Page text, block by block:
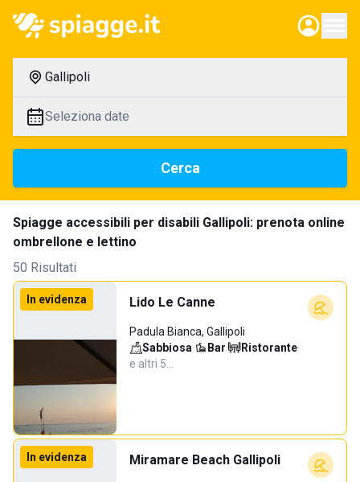
Gallipoli
Seleziona date
Cerca
Spiagge accessibili per disabili Gallipoli: prenota online
ombrellone e lettino
50 Risultati
In evidenza Lido Le Canne
Padula Bianca, Gallipoli
Sabbiosa· Bar· Ristorante·
e altri 5…
In evidenza Miramare Beach Gallipoli